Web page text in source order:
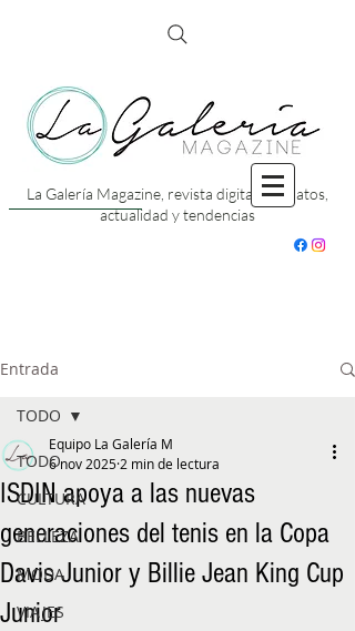
La Galería Magazine, revista digital con datos,
actualidad y tendencias
Entrada
TODO
CULTURA
BELLEZA
MODA
VIAJES
TODO
ISDIN apoya a las nuevas
generaciones del tenis en la Copa
Davis Junior y Billie Jean King Cup
Junior
Equipo La Galería M
6 nov 2025 2 min de lectura